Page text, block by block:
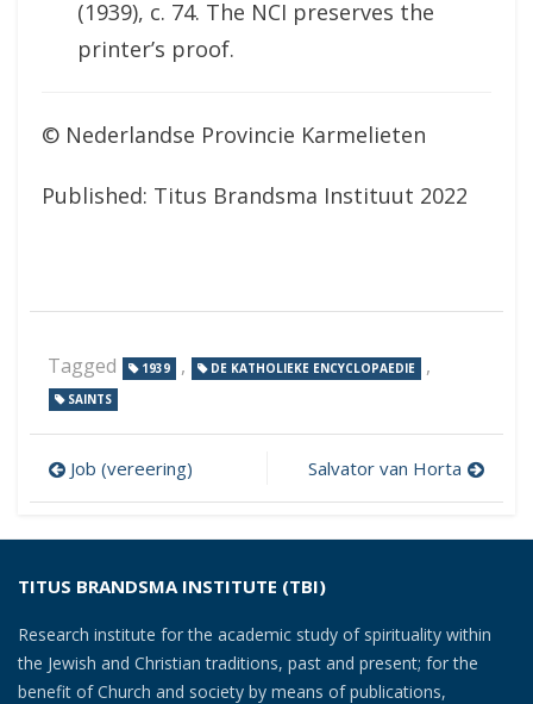
(1939), c. 74. The NCI preserves the
printer’s proof.
© Nederlandse Provincie Karmelieten
Published: Titus Brandsma Instituut 2022
Tagged 1939 , DE KATHOLIEKE ENCYCLOPAEDIE ,
SAINTS
Post
navigation
Job (vereering) Salvator van Horta
TITUS BRANDSMA INSTITUTE (TBI)
Research institute for the academic study of spirituality within
the Jewish and Christian traditions, past and present; for the
benefit of Church and society by means of publications,